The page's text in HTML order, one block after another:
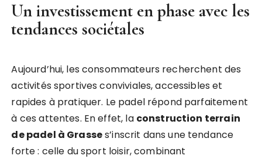
Un investissement en phase avec les
tendances sociétales
Aujourd’hui, les consommateurs recherchent des
activités sportives conviviales, accessibles et
rapides à pratiquer. Le padel répond parfaitement
à ces attentes. En effet, la construction terrain
de padel à Grasses’inscrit dans une tendance
forte : celle du sport loisir, combinant